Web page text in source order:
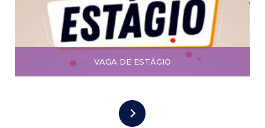
VAGA DE ESTÁGIO